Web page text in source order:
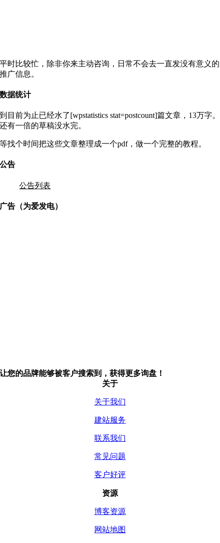
平时比较忙，除非你来主动咨询，日常不会去一直发没有意义的
推广信息。
数据统计
到目前为止已经水了[wpstatistics stat=postcount]篇文章，13万字。
还有一倍的草稿没水完。
等找个时间把这些文章整理成一个pdf，做一个完整的教程。
公告
公告列表
广告（为爱发电）
让您的品牌能够被客户搜索到，获得更多询盘！
关于
关于我们
建站服务
联系我们
常见问题
客户好评
资源
博客资源
网站地图